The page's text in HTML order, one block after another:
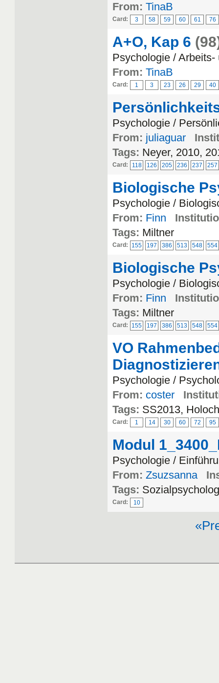
From: TinaB
Card: 3 58 59 60 61 76
A+O, Kap 6
Psychologie /
From: TinaB
Card: 1 3 23 26 29 40
Psychologie /
From: juliaguar
Tags: Neyer, 2010,
Card: 118 126 205 236 237 257
Biologische
Psychologie /
From: Finn
Tags: Miltner
Card: 155 197 386 513 548 554
Biologische
Psychologie /
From: Finn
Tags: Miltner
Card: 155 197 386 513 548 554
VO
Psychologie /
From: coster
Tags: SS2013,
Card: 1 14 30 60 72 95
Modul
Psychologie /
From: Zsuzsanna
Tags:
Card: 10